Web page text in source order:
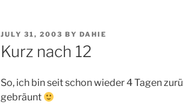
POSTED
ON
JULY 31, 2003 BY DAHIE
Kurz nach 12
So, ich bin seit schon wieder 4 Tagen
gebräunt